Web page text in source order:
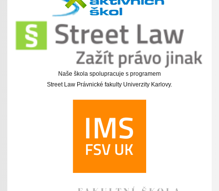
Naše škola spolupracuje s programem
Street Law Právnické fakulty Univerzity Karlovy.